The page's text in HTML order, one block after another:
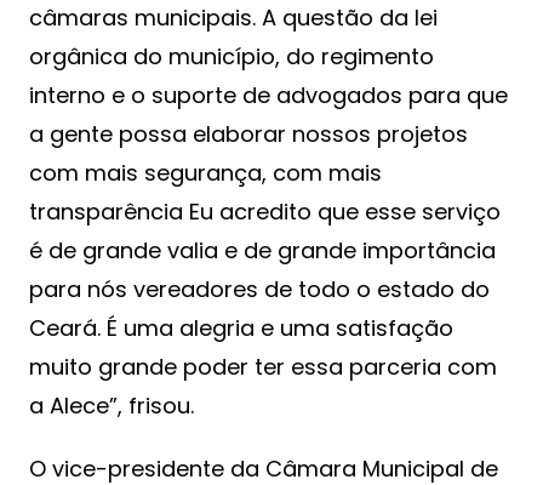
câmaras municipais. A questão da lei
orgânica do município, do regimento
interno e o suporte de advogados para que
a gente possa elaborar nossos projetos
com mais segurança, com mais
transparência Eu acredito que esse serviço
é de grande valia e de grande importância
para nós vereadores de todo o estado do
Ceará. É uma alegria e uma satisfação
muito grande poder ter essa parceria com
a Alece”, frisou.
O vice-presidente da Câmara Municipal de